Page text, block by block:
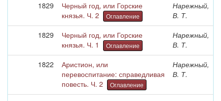
1829
Черный год, или Горские
князья. Ч. 2
Оглавление
Нарежный,
В. Т.
1829
Черный год, или Горские
князья. Ч. 1
Оглавление
Нарежный,
В. Т.
1822
Аристион, или
перевоспитание: справедливая
повесть. Ч. 2
Оглавление
Нарежный,
В. Т.